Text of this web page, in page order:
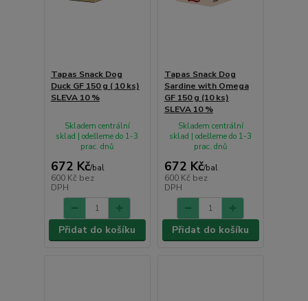
Tapas Snack Dog
Duck GF 150 g ( 10 ks)
SLEVA 10 %
672 Kč/bal
600 Kč bez
DPH
Skladem centrální
sklad | odešleme do 1-3
prac. dnů
Přidat do košíku
Tapas Snack Dog
Sardine with Omega
GF 150 g (10 ks)
SLEVA 10 %
672 Kč/bal
600 Kč bez
DPH
Skladem centrální
sklad | odešleme do 1-3
prac. dnů
Přidat do košíku